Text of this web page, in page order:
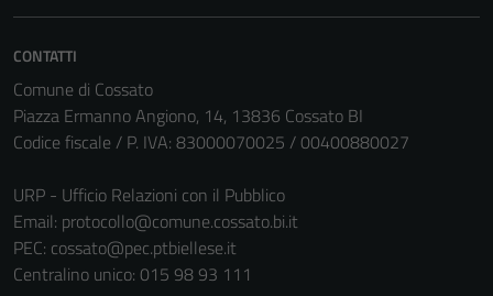
CONTATTI
Comune di Cossato
Piazza Ermanno Angiono, 14, 13836 Cossato BI
Codice fiscale / P. IVA: 83000070025 / 00400880027
URP - Ufficio Relazioni con il Pubblico
Email: protocollo@comune.cossato.bi.it
PEC: cossato@pec.ptbiellese.it
Centralino unico: 015 98 93 111
sono necessari
per il
possono